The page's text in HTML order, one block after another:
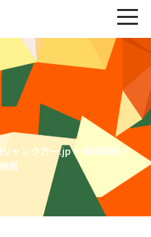
ャンクカー.jp> 相場情報 >
報